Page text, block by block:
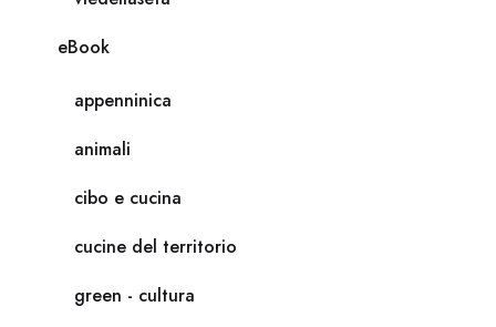
eBook
appenninica
animali
cibo e cucina
cucine del territorio
green - cultura